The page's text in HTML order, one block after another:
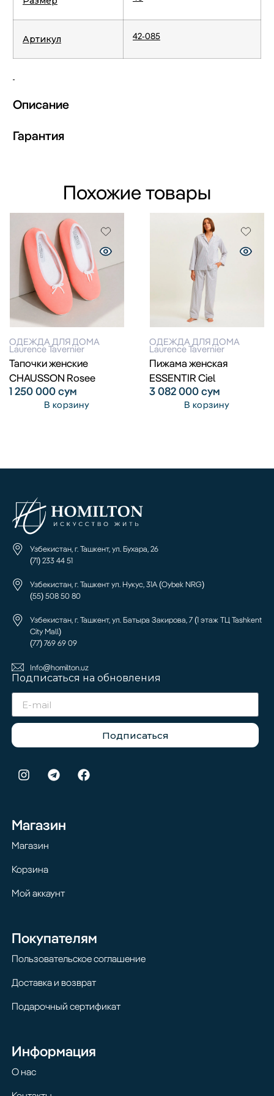
Артикул 42-085
Описание
Гарантия
Похожие товары
ОДЕЖДА ДЛЯ ДОМА
Laurence Tavernier
Тапочки женские
CHAUSSON Rosee
1 250 000сум
В корзину
ОДЕЖДА ДЛЯ ДОМА
Laurence Tavernier
Пижама женская
ESSENTIR Ciel
3 082 000сум
В корзину
Узбекистан, г. Ташкент, ул. Бухара, 26
(71) 233 44 51
Узбекистан, г. Ташкент ул. Нукус, 31А (Oybek NRG)
(55) 508 50 80
Узбекистан, г. Ташкент, ул. Батыра Закирова, 7 (1 этаж ТЦ Tashkent
City Mall)
(77) 769 69 09
Info@homilton.uz
Подписаться на обновления
Подписаться
Магазин
Магазин
Корзина
Мой аккаунт
Покупателям
Пользовательское соглашение
Доставка и возврат
Подарочный сертификат
Информация
О нас